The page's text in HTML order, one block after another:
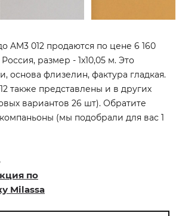
AM3 012 продаются по цене 6 160
размер - 1x10,05 м. Это
основа флизелин, фактура гладкая.
также представлены и в других
вариантов 26 шт). Обратите
(мы подобрали для вас 1
по
Milassa